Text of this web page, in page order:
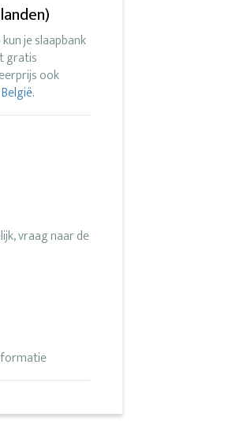
je slaapbank
gratis
ook
vraag naar de